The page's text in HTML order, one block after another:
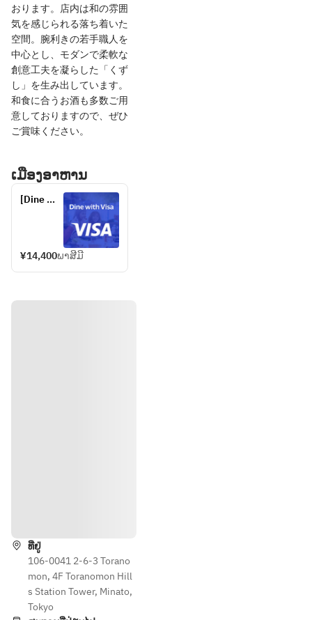
おります。店内は和の雰囲
気を感じられる落ち着いた
空間。腕利きの若手職人を
中心とし、モダンで柔軟な
創意工夫を凝らした「くず
し」を生み出しています。
和食に合うお酒も多数ご用
意しておりますので、ぜひ
ご賞味ください。
ເມືອງອາຫານ
[Dine
Discount]
Omakase
¥14,400ພາສີມີ
ທີ່ຢູ່
106-0041 2-6-3 Torano
mon, 4F Toranomon Hill
s Station Tower, Minato,
Tokyo